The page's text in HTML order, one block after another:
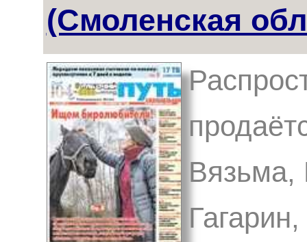
(Смоленская
Вязьма,